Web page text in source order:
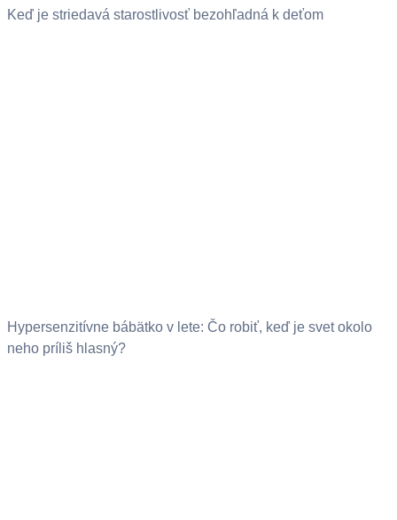
Keď je striedavá starostlivosť bezohľadná k deťom
Hypersenzitívne bábätko v lete: Čo robiť, keď je svet okolo
neho príliš hlasný?